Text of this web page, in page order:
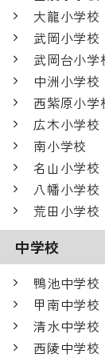
大龍小学校
武岡小学校
武岡台小学
中洲小学校
西紫原小学
広木小学校
南小学校
名山小学校
八幡小学校
荒田小学校
中学校
鴨池中学校
甲南中学校
清水中学校
西陵中学校